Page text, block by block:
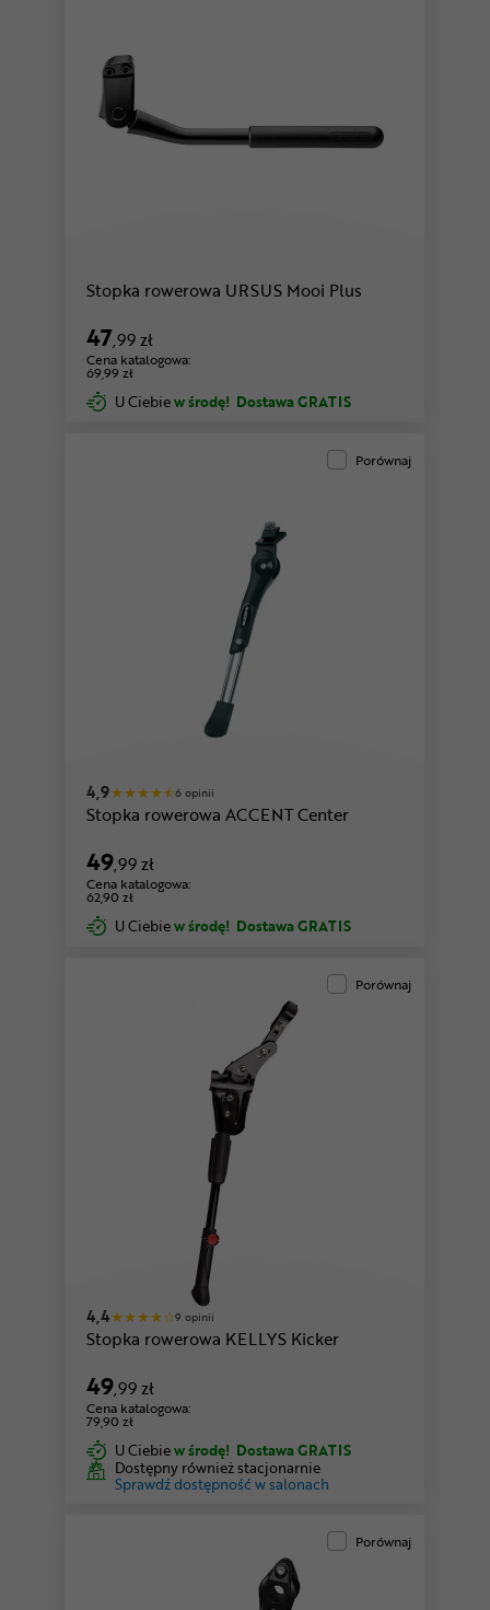
Stopka rowerowa URSUS Mooi Plus
47,99 zł
Cena katalogowa:
69,99 zł
U Ciebiew środę! Dostawa GRATIS
Porównaj
4,9 6 opinii
Stopka rowerowa ACCENT Center
49,99 zł
Cena katalogowa:
62,90 zł
U Ciebiew środę! Dostawa GRATIS
Porównaj
4,4 9 opinii
Stopka rowerowa KELLYS Kicker
49,99 zł
Cena katalogowa:
79,90 zł
U Ciebiew środę! Dostawa GRATIS
Dostępny również stacjonarnie
Sprawdź dostępność w salonach
Porównaj